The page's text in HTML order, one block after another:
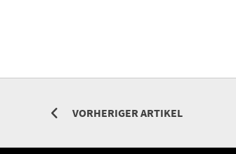
VORHERIGER ARTIKEL